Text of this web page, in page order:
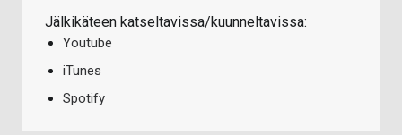
Jälkikäteen katseltavissa/kuunneltavissa:
Youtube
iTunes
Spotify